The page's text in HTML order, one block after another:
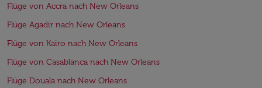
Flüge von Accra nach New Orleans
Flüge Agadir nach New Orleans
Flüge von Kairo nach New Orleans
Flüge von Casablanca nach New Orleans
Flüge Douala nach New Orleans